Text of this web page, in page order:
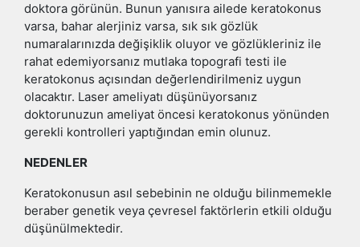
doktora görünün. Bunun yanısıra ailede keratokonus
varsa, bahar alerjiniz varsa, sık sık gözlük
numaralarınızda değişiklik oluyor ve gözlükleriniz ile
rahat edemiyorsanız mutlaka topografi testi ile
keratokonus açısından değerlendirilmeniz uygun
olacaktır. Laser ameliyatı düşünüyorsanız
doktorunuzun ameliyat öncesi keratokonus yönünden
gerekli kontrolleri yaptığından emin olunuz.
NEDENLER
Keratokonusun asıl sebebinin ne olduğu bilinmemekle
beraber genetik veya çevresel faktörlerin etkili olduğu
düşünülmektedir.